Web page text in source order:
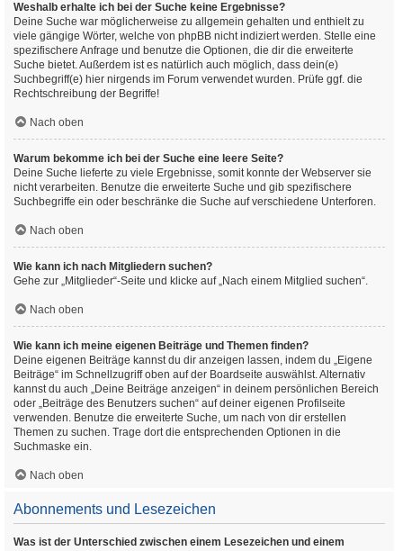
Weshalb erhalte ich bei der Suche keine Ergebnisse?
Deine Suche war möglicherweise zu allgemein gehalten und enthielt zu
viele gängige Wörter, welche von phpBB nicht indiziert werden. Stelle eine
spezifischere Anfrage und benutze die Optionen, die dir die erweiterte
Suche bietet. Außerdem ist es natürlich auch möglich, dass dein(e)
Suchbegriff(e) hier nirgends im Forum verwendet wurden. Prüfe ggf. die
Rechtschreibung der Begriffe!
Nach oben
Warum bekomme ich bei der Suche eine leere Seite?
Deine Suche lieferte zu viele Ergebnisse, somit konnte der Webserver sie
nicht verarbeiten. Benutze die erweiterte Suche und gib spezifischere
Suchbegriffe ein oder beschränke die Suche auf verschiedene Unterforen.
Nach oben
Wie kann ich nach Mitgliedern suchen?
Gehe zur „Mitglieder“-Seite und klicke auf „Nach einem Mitglied suchen“.
Nach oben
Wie kann ich meine eigenen Beiträge und Themen finden?
Deine eigenen Beiträge kannst du dir anzeigen lassen, indem du „Eigene
Beiträge“ im Schnellzugriff oben auf der Boardseite auswählst. Alternativ
kannst du auch „Deine Beiträge anzeigen“ in deinem persönlichen Bereich
oder „Beiträge des Benutzers suchen“ auf deiner eigenen Profilseite
verwenden. Benutze die erweiterte Suche, um nach von dir erstellen
Themen zu suchen. Trage dort die entsprechenden Optionen in die
Suchmaske ein.
Nach oben
Abonnements und Lesezeichen
Was ist der Unterschied zwischen einem Lesezeichen und einem